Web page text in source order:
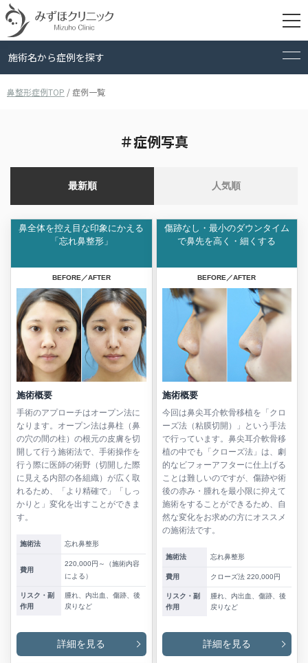
施術名から症例を探す
鼻整形症例TOP /症例一覧
＃症例写真
最新順 人気順
鼻全体を控え目な印象にかえる
「忘れ鼻整形」
BEFORE／AFTER
施術概要
手術のアプローチはオープン法に
なります。オープン法は鼻柱（鼻
の穴の間の柱）の根元の皮膚を切
開して行う施術法で、手術操作を
行う際に医師の術野（切開した際
に見える内部の各組織）が広く取
れるため、「より精確で」「しっ
かりと」変化を出すことができま
す。
施術法 忘れ鼻整形
費用
220,000円～（施術内容
による）
リスク・副
作用
腫れ、内出血、傷跡、後
戻りなど
詳細を見る
傷跡なし・最小のダウンタイム
で鼻先を高く・細くする
BEFORE／AFTER
施術概要
今回は鼻尖耳介軟骨移植を「クロ
ーズ法（粘膜切開）」という手法
で行っています。鼻尖耳介軟骨移
植の中でも「クローズ法」は、劇
的なビフォーアフターに仕上げる
ことは難しいのですが、傷跡や術
後の赤み・腫れを最小限に抑えて
施術をすることができるため、自
然な変化をお求めの方にオススメ
の施術法です。
施術法 忘れ鼻整形
費用 クローズ法 220,000円
リスク・副
作用
腫れ、内出血、傷跡、後
戻りなど
詳細を見る